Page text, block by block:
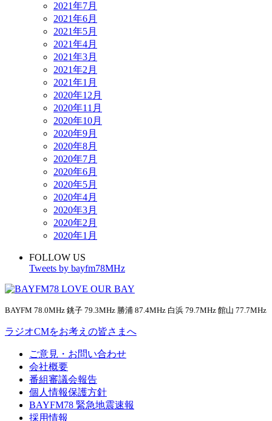
2021年7月
2021年6月
2021年5月
2021年4月
2021年3月
2021年2月
2021年1月
2020年12月
2020年11月
2020年10月
2020年9月
2020年8月
2020年7月
2020年6月
2020年5月
2020年4月
2020年3月
2020年2月
2020年1月
FOLLOW US
Tweets by bayfm78MHz
BAYFM 78.0MHz 銚子 79.3MHz 勝浦 87.4MHz 白浜 79.7MHz 館山 77.7MHz
ラジオCMをお考えの皆さまへ
ご意見・お問い合わせ
会社概要
番組審議会報告
個人情報保護方針
BAYFM78 緊急地震速報
採用情報